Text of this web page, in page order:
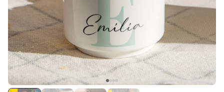
über 600mal
gekauft
Personalisierbar
Personalisierbares
Geschenkpapier mit Gesicht
über 16.800
mal gekauft
19,99 €